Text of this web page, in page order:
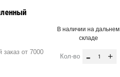
от 7000
В наличии на дальнем
складе
Кол-во - +